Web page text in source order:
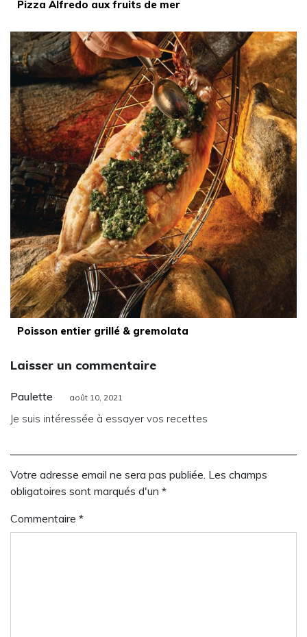
Pizza Alfredo aux fruits de mer
Poisson entier grillé & gremolata
Laisser un commentaire
Paulette août 10, 2021
Je suis intéressée à essayer vos recettes
Votre adresse email ne sera pas publiée. Les champs
obligatoires sont marqués d'un *
Commentaire *